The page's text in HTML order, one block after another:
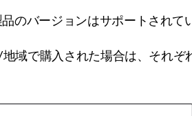
のバージョンはサポートされて
域で購入された場合は、それ